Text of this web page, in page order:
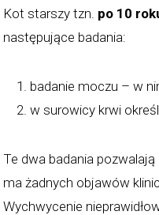
Kot starszy tzn. po 10
następujące badania:
badanie moczu – w
w surowicy krwi
Te dwa badania
ma żadnych objawów
Wychwycenie